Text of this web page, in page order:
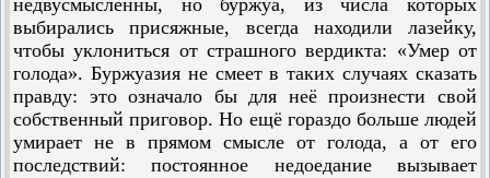
недвусмысленны, но буржуа, из числа которых
выбирались присяжные, всегда находили лазейку,
чтобы уклониться от страшного вердикта: «Умер от
голода». Буржуазия не смеет в таких случаях сказать
правду: это означало бы для неё произнести свой
собственный приговор. Но ещё гораздо больше людей
умирает не в прямом смысле от голода, а от его
последствий: постоянное недоедание вызывает